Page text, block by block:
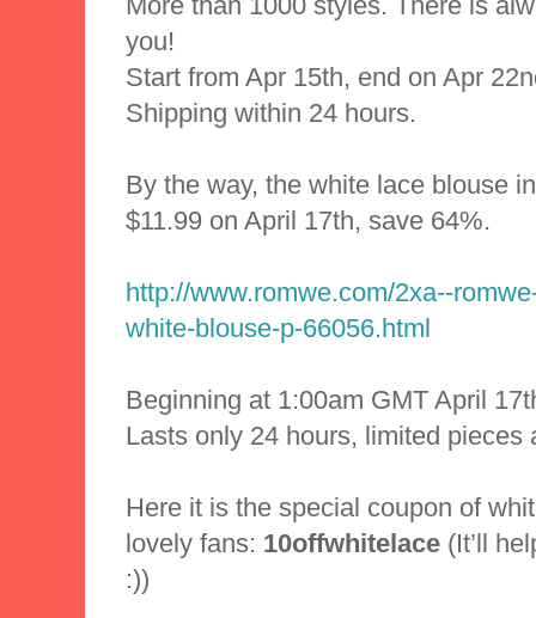
you!
Start from Apr 15th, end on Apr
Shipping within 24 hours.
By the way, the white lace blouse
$11.99 on April 17th, save 64%.
http://www.romwe.com/2xa--
white-blouse-p-66056.html
Beginning at 1:00am GMT April
Lasts only 24 hours, limited pieces
Here it is the special coupon of
lovely fans: 10offwhitelace (It’ll
:))